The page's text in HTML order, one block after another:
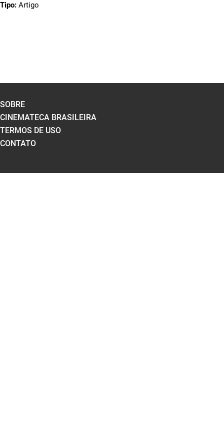
Tipo: Artigo
SOBRE
CINEMATECA BRASILEIRA
TERMOS DE USO
CONTATO